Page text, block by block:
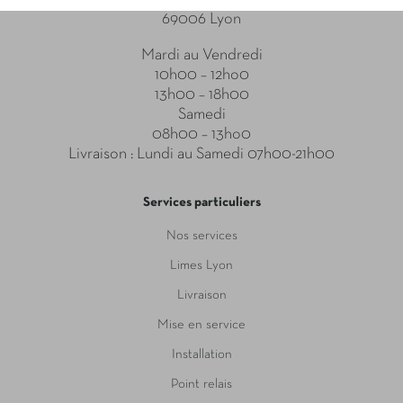
69006 Lyon
Mardi au Vendredi
10h00 – 12ho0
13h00 – 18h00
Samedi
08h00 – 13ho0
Livraison : Lundi au Samedi 07h00-21h00
Services particuliers
Nos services
Limes Lyon
Livraison
Mise en service
Installation
Point relais